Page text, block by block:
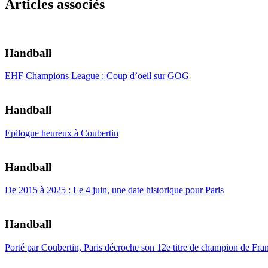
Articles associés
Handball
EHF Champions League : Coup d’oeil sur GOG
Handball
Epilogue heureux à Coubertin
Handball
De 2015 à 2025 : Le 4 juin, une date historique pour Paris
Handball
Porté par Coubertin, Paris décroche son 12e titre de champion de